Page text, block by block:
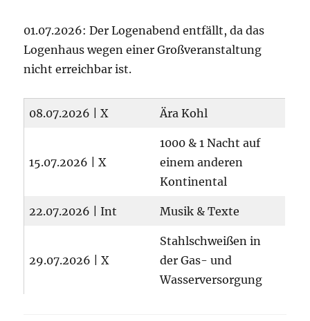
01.07.2026: Der Logenabend entfällt, da das
Logenhaus wegen einer Großveranstaltung
nicht erreichbar ist.
08.07.2026 | X Ära Kohl
15.07.2026 | X
1000 & 1 Nacht auf
einem anderen
Kontinental
22.07.2026 | Int Musik & Texte
29.07.2026 | X
Stahlschweißen in
der Gas- und
Wasserversorgung